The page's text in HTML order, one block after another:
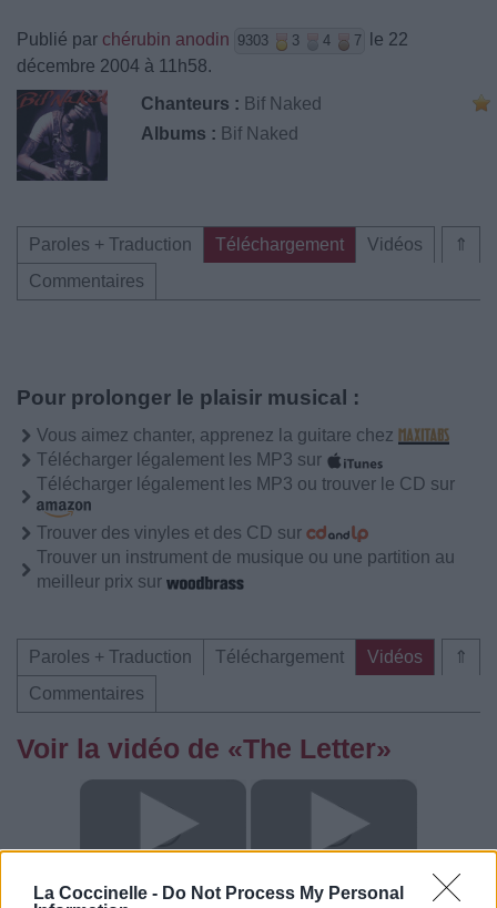
La Coccinelle - Do Not Process My Personal
Publié par chérubin anodin 9303 3 4 7
le 22
décembre 2004 à 11h58.
Chanteurs : Bif Naked
Albums : Bif Naked
⇑
Paroles + Traduction Téléchargement
Vidéos
Commentaires
Pour prolonger le plaisir musical :
Vous aimez chanter, apprenez la guitare chez
Télécharger légalement les MP3 sur
Télécharger légalement les MP3 ou trouver le CD sur
Trouver des vinyles et des CD sur
Trouver un instrument de musique ou une partition au
meilleur prix sur
⇑
Paroles + Traduction Téléchargement
Vidéos
Commentaires
Voir la vidéo de «The Letter»